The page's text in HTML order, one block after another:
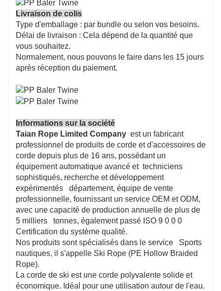
Livraison de colis
Type d'emballage : par bundle ou selon vos besoins.
Délai de livraison : Cela dépend de la quantité que
vous souhaitez.
Normalement, nous pouvons le faire dans les 15 jours
après réception du paiement.
Informations sur la société
Taian Rope Limited Company est un fabricant
professionnel de produits de corde et d'accessoires de
corde depuis plus de 16 ans, possédant un
équipement automatique avancé et techniciens
sophistiqués, recherche et développement
expérimentés département, équipe de vente
professionnelle, fournissant un service OEM et ODM,
avec une capacité de production annuelle de plus de
5 milliers tonnes, également passé ISO 9 0 0 0
Certification du système qualité.
Nos produits sont spécialisés dans le service Sports
nautiques, il s'appelle Ski Rope (PE Hollow Braided
Rope).
La corde de ski est une corde polyvalente solide et
économique. Idéal pour une utilisation autour de l'eau.